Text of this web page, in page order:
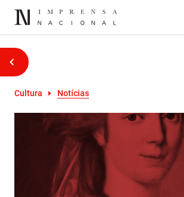
Cultura Notícias